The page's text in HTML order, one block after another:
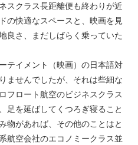
スクラス長距離便も終わりが近
の快適なスペースと、映画を見
良さ、まだしばらく乗っていた
テイメント（映画）の日本語対
ませんでしたが、それは些細な
フロート航空のビジネスクラス
足を延ばしてくつろぎ寝ること
物があれば、その他のことはと
航空会社のエコノミークラス並